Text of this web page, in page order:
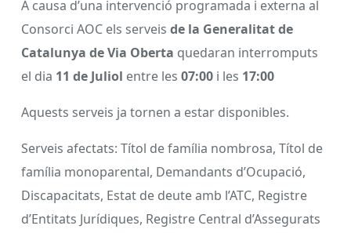
A causa d’una intervenció programada i externa al
Consorci AOC els serveis de la Generalitat de
Catalunya de Via Oberta quedaran interromputs
el dia 11 de Juliol entre les 07:00 i les 17:00
Aquests serveis ja tornen a estar disponibles.
Serveis afectats: Títol de família nombrosa, Títol de
família monoparental, Demandants d’Ocupació,
Discapacitats, Estat de deute amb l’ATC, Registre
d’Entitats Jurídiques, Registre Central d’Assegurats